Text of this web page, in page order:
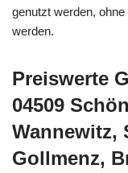
genutzt werden,
werden.
Preiswerte
04509
Wannewitz,
Gollmenz,